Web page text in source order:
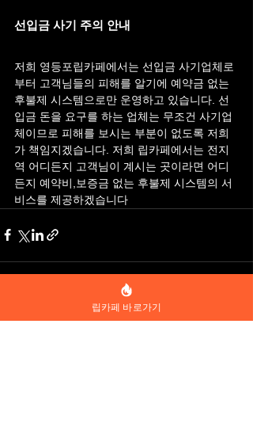
선입금 사기 주의 안내
저희 영등포립카페에서는 선입금 사기업체로
부터 고객님들의 피해를 알기에 예약금 없는
후불제 시스템으로만 운영하고 있습니다. 선
입금 돈을 요구를 하는 업체는 무조건 사기업
체이므로 피해를 보시는 부분이 없도록 저희
가 책임지겠습니다. 저희 립카페에서는 전지
역 어디든지 고객님이 계시는 곳이라면 어디
든지 예약비,보증금 없는 후불제 시스템의 서
비스를 제공하겠습니다
전체 보기
립카페 바로가기